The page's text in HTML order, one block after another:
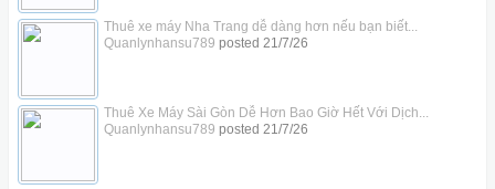
Thuê xe máy Nha Trang dễ dàng hơn nếu bạn biết...
Quanlynhansu789 posted 21/7/26
Thuê Xe Máy Sài Gòn Dễ Hơn Bao Giờ Hết Với Dịch...
Quanlynhansu789 posted 21/7/26